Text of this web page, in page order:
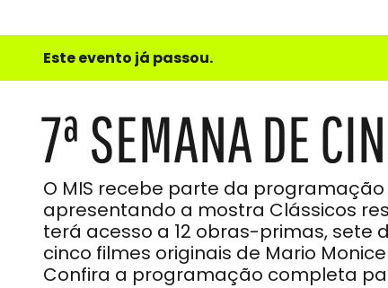
e
do
Som
Este evento já passou.
7ª SEMANA DE
O MIS recebe parte da
apresentando a mostra Clássicos
terá acesso a 12 obras-primas,
cinco filmes originais de Mario
Confira a programação completa